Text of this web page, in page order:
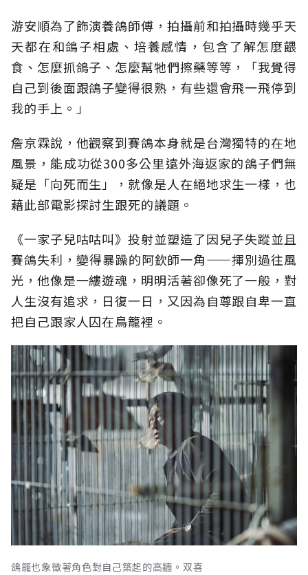
游安順為了飾演養鴿師傅，拍攝前和拍攝時幾乎天
天都在和鴿子相處、培養感情，包含了解怎麼餵
食、怎麼抓鴿子、怎麼幫牠們擦藥等等，「我覺得
自己到後面跟鴿子變得很熟，有些還會飛一飛停到
我的手上。」
詹京霖說，他觀察到賽鴿本身就是台灣獨特的在地
風景，能成功從300多公里遠外海返家的鴿子們無
疑是「向死而生」，就像是人在絕地求生一樣，也
藉此部電影探討生跟死的議題。
《一家子兒咕咕叫》投射並塑造了因兒子失蹤並且
賽鴿失利，變得暴躁的阿欽師一角——揮別過往風
光，他像是一縷遊魂，明明活著卻像死了一般，對
人生沒有追求，日復一日，又因為自尊跟自卑一直
把自己跟家人囚在鳥籠裡。
鴿籠也象徵著角色對自己築起的高牆。双喜